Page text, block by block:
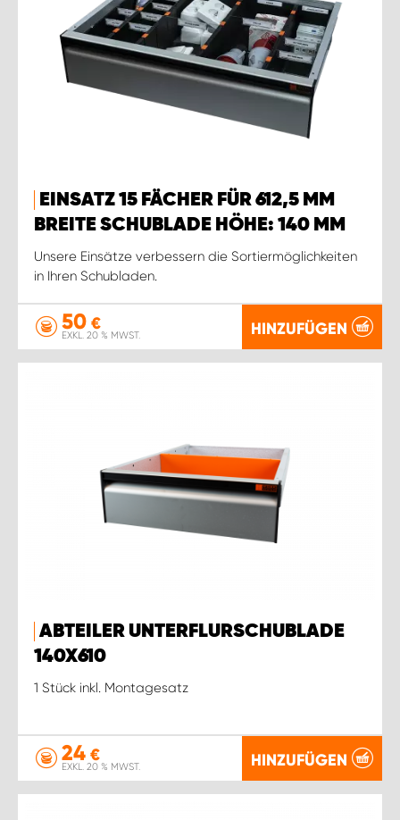
EINSATZ 15 FÄCHER FÜR 612,5 MM
BREITE SCHUBLADE HÖHE: 140 MM
Unsere Einsätze verbessern die Sortiermöglichkeiten
in Ihren Schubladen.
50 €
EXKL. 20 % MWST. HINZUFÜGEN
ABTEILER UNTERFLURSCHUBLADE
140X610
1 Stück inkl. Montagesatz
24 €
EXKL. 20 % MWST. HINZUFÜGEN